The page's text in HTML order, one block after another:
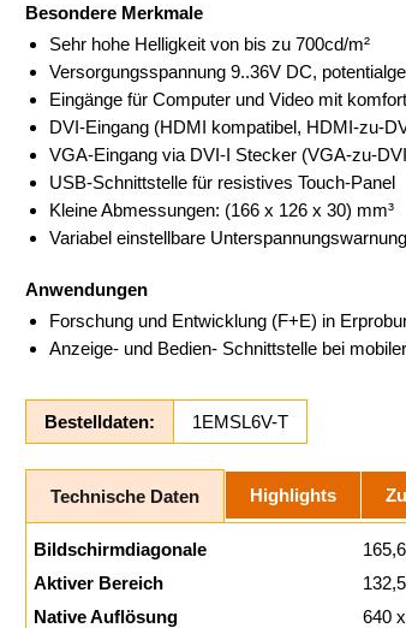
Besondere Merkmale
Sehr hohe Helligkeit von bis zu 700cd/m²
Versorgungsspannung 9..36V DC,
Eingänge für Computer und Video mit
DVI-Eingang (HDMI kompatibel, HDMI-zu-
VGA-Eingang via DVI-I Stecker (VGA-zu-
USB-Schnittstelle für resistives Touch-Panel
Kleine Abmessungen: (166 x 126 x 30) mm³
Variabel einstellbare
Anwendungen
Forschung und Entwicklung (F+E) in
Anzeige- und Bedien- Schnittstelle bei
Bestelldaten: 1EMSL6V-T
Technische Daten Highlights
Bildschirmdiagonale
Aktiver Bereich
Native Auflösung
640